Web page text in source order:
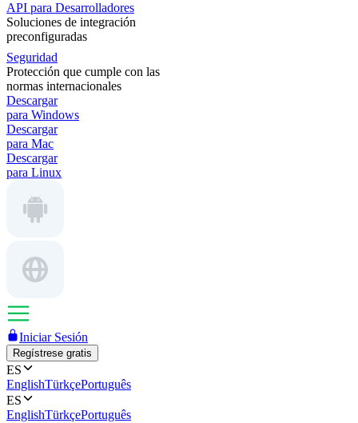
API para Desarrolladores
Soluciones de integración
preconfiguradas
Seguridad
Protección que cumple con las
normas internacionales
Descargar
para Windows
Descargar
para Mac
Descargar
para Linux
Iniciar Sesión
Regístrese gratis
ES
EnglishTürkçePortuguês
ES
EnglishTürkçePortuguês